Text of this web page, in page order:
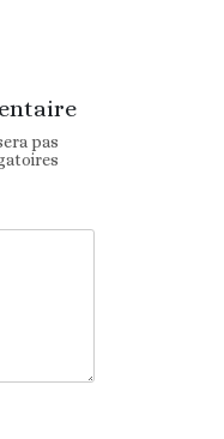
pas